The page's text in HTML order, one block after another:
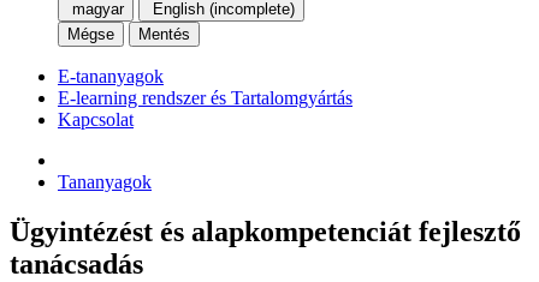
magyar
English (incomplete)
Mégse
Mentés
E-tananyagok
E-learning rendszer és Tartalomgyártás
Kapcsolat
Tananyagok
Ügyintézést és alapkompetenciát fejlesztő
tanácsadás